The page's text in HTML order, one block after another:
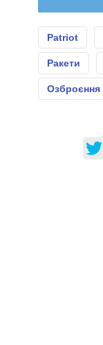
Patriot
Ракети
Озброєння